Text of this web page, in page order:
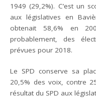
1949 (29,2%). C’est un
aux législatives en
obtenait 58,6% en
probablement, des
prévues pour 2018.
Le SPD conserve sa
20,5% des voix, contre
résultat du SPD aux